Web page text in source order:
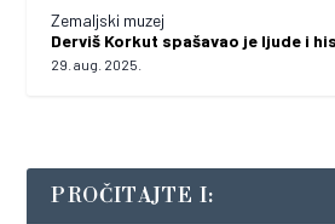
Zemaljski muzej
Derviš Korkut spašavao je ljude i
29. aug. 2025.
PROČITAJTE I: